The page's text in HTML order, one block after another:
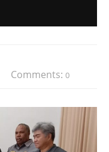
Comments: 0